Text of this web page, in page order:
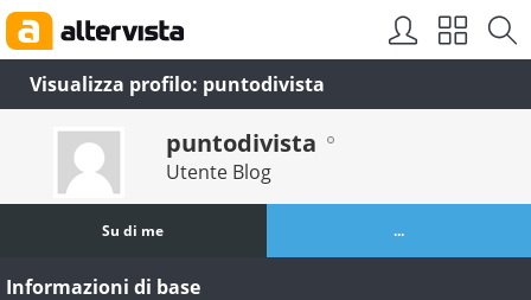
Visualizza profilo: puntodivista
puntodivista
Utente Blog
Su di me ...
Informazioni di base